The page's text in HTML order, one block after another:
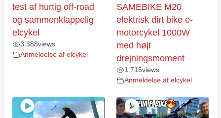
test af hurtig off-road
og sammenklappelig
elcykel
3.388views
Anmeldelse af elcykel
SAMEBIKE M20
elektrisk dirt bike e-
motorcykel 1000W
med højt
drejningsmoment
1.715views
Anmeldelse af elcykel